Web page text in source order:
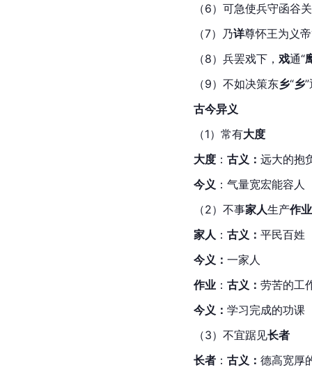
（6）可急使兵守函谷
（7）乃详尊怀王为义帝
（8）兵罢戏下， 戏通“
（9）不如决策东乡“乡
古今异义
（1）常有大度
大度 ： 古义： 远大的抱
今义 ：气量宽宏能容人
（2）不事家人生产作业
家人 ： 古义： 平民百姓
今义： 一家人
作业 ： 古义： 劳苦的工
今义： 学习完成的功课
（3）不宜踞见长者
长者 ： 古义： 德高宽厚